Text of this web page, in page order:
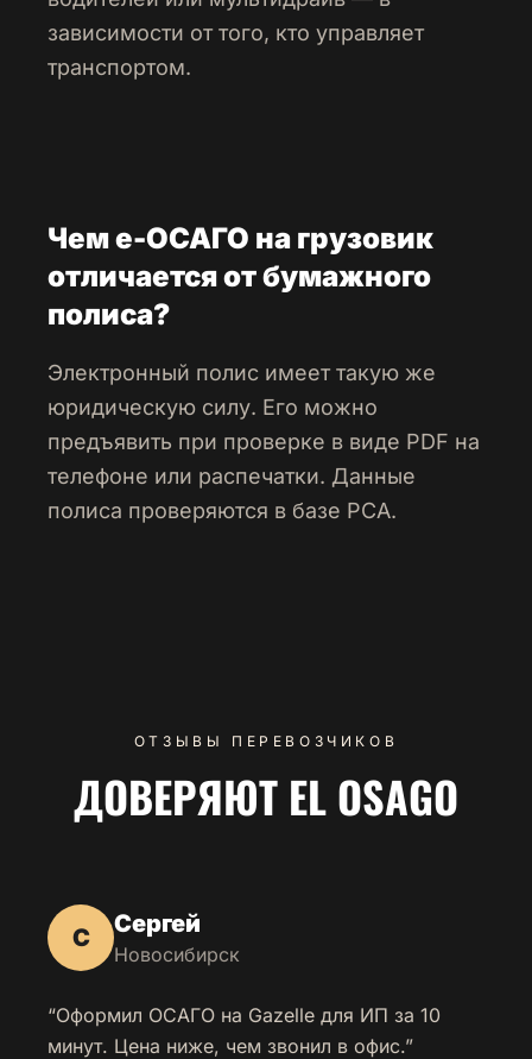
зависимости от того, кто управляет
транспортом.
Чем e-ОСАГО на грузовик
отличается от бумажного
полиса?
Электронный полис имеет такую же
юридическую силу. Его можно
предъявить при проверке в виде PDF на
телефоне или распечатки. Данные
полиса проверяются в базе РСА.
ОТЗЫВЫ ПЕРЕВОЗЧИКОВ
ДОВЕРЯЮТ EL OSAGO
С Сергей
Новосибирск
“Оформил ОСАГО на Gazelle для ИП за 10
минут. Цена ниже, чем звонил в офис.”